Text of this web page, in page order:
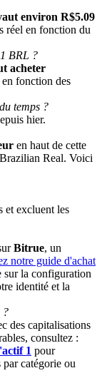
en espèces
environ R$5.09
réel en fonction du
BRL ?
acheter
fonction des
temps ?
hier.
en haut de cette
Real. Voici
et excluent les
Bitrue, un
notre guide d'achat
sur la configuration
identité et la
?
des capitalisations
consultez :
1 pour
catégorie ou